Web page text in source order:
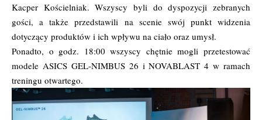
Kacper Kościelniak. Wszyscy byli do dyspozycji zebranych
gości, a także przedstawili na scenie swój punkt widzenia
dotyczący produktów i ich wpływu na ciało oraz umysł.
Ponadto, o godz. 18:00 wszyscy chętnie mogli przetestować
modele ASICS GEL-NIMBUS 26 i NOVABLAST 4 w ramach
treningu otwartego.